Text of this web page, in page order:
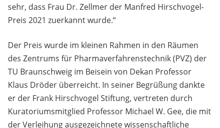
sehr, dass Frau Dr. Zellmer der Manfred Hirschvogel-
Preis 2021 zuerkannt wurde.“
Der Preis wurde im kleinen Rahmen in den Räumen
des Zentrums für Pharmaverfahrenstechnik (PVZ) der
TU Braunschweig im Beisein von Dekan Professor
Klaus Dröder überreicht. In seiner Begrüßung dankte
er der Frank Hirschvogel Stiftung, vertreten durch
Kuratoriumsmitglied Professor Michael W. Gee, die mit
der Verleihung ausgezeichnete wissenschaftliche